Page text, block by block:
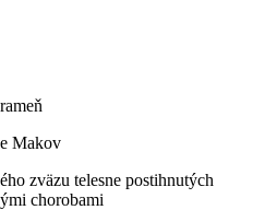
Makov
zväzu telesne postihnutých
chorobami